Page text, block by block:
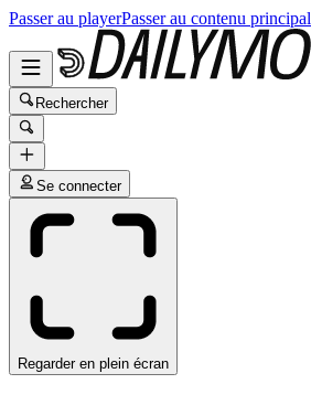
Passer au playerPasser au contenu principal
Rechercher
Se connecter
Regarder en plein écran